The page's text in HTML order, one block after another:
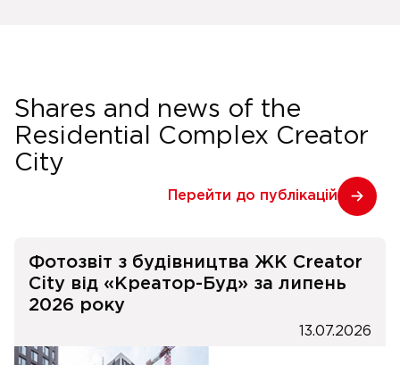
Shares and news of the
Residential Complex Creator
City
Перейти до публікацій
Фотозвіт з будівництва ЖК Creator
City від «Креатор-Буд» за липень
2026 року
13.07.2026